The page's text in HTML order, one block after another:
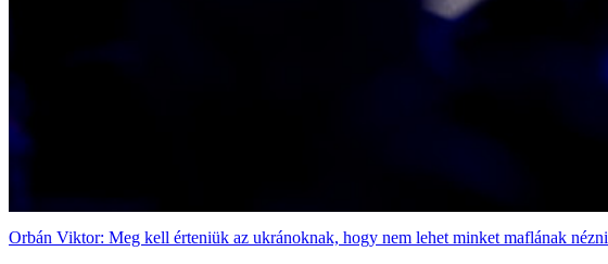
Orbán Viktor: Meg kell érteniük az ukránoknak, hogy nem lehet minket maflának nézni